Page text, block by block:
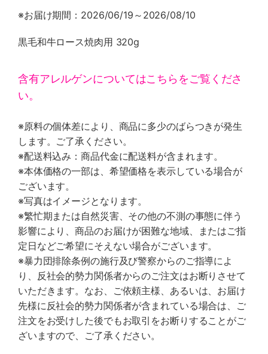
※お届け期間：2026/06/19～2026/08/10
黒毛和牛ロース焼肉用 320g
含有アレルゲンについてはこちらをご覧くださ
い。
※原料の個体差により、商品に多少のばらつきが発生
します。ご了承ください。
※配送料込み：商品代金に配送料が含まれます。
※本体価格の一部は、希望価格を表示している場合が
ございます。
※写真はイメージとなります。
※繁忙期または自然災害、その他の不測の事態に伴う
影響により、商品のお届けが困難な地域、またはご指
定日などご希望にそえない場合がございます。
※暴力団排除条例の施行及び警察からのご指導によ
り、反社会的勢力関係者からのご注文はお断りさせて
いただきます。なお、ご依頼主様、あるいは、お届け
先様に反社会的勢力関係者が含まれている場合は、ご
注文をお受けした後でもお取引をお断りすることがご
ざいますので、ご了承ください。